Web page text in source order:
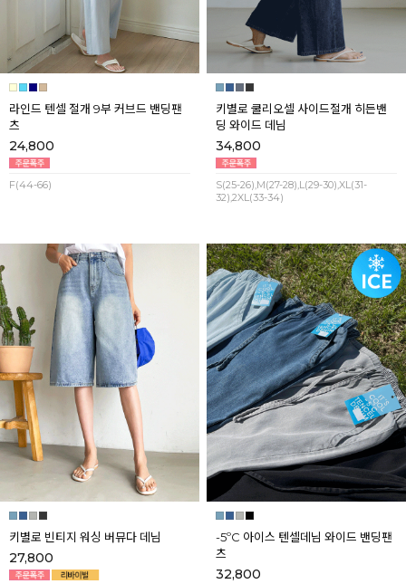
라인드 텐셀 절개 9부 커브드 밴딩팬
츠
24,800
F(44-66)
키별로 쿨리오셀 사이드절개 히든밴
딩 와이드 데님
34,800
S(25-26),M(27-28),L(29-30),XL(31-
32),2XL(33-34)
키별로 빈티지 워싱 버뮤다 데님
27,800
-5ºC 아이스 텐셀데님 와이드 밴딩팬
츠
32,800